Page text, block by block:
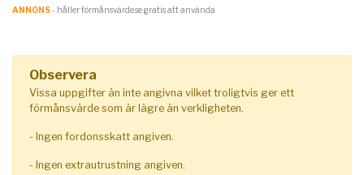
ANNONS- håller förmånsvärde.se gratis att använda
Observera
Vissa uppgifter än inte angivna vilket troligtvis ger ett
förmånsvärde som är lägre än verkligheten.
- Ingen fordonsskatt angiven.
- Ingen extrautrustning angiven.